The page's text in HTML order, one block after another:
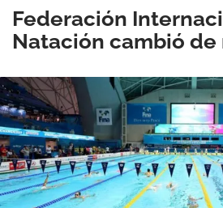
Federación
Natación cambió de